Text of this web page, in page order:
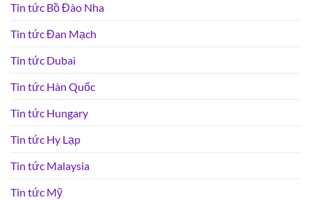
Tin tức Bồ Đào Nha
Tin tức Đan Mạch
Tin tức Dubai
Tin tức Hàn Quốc
Tin tức Hungary
Tin tức Hy Lạp
Tin tức Malaysia
Tin tức Mỹ